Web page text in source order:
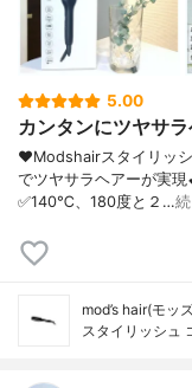
5.00
カンタンにツヤサ
❤︎Modshairスタイリッ
でツヤサラヘアーが実
✅140℃、180度と２…
mod’s hair(モッ
スタイリッシュ